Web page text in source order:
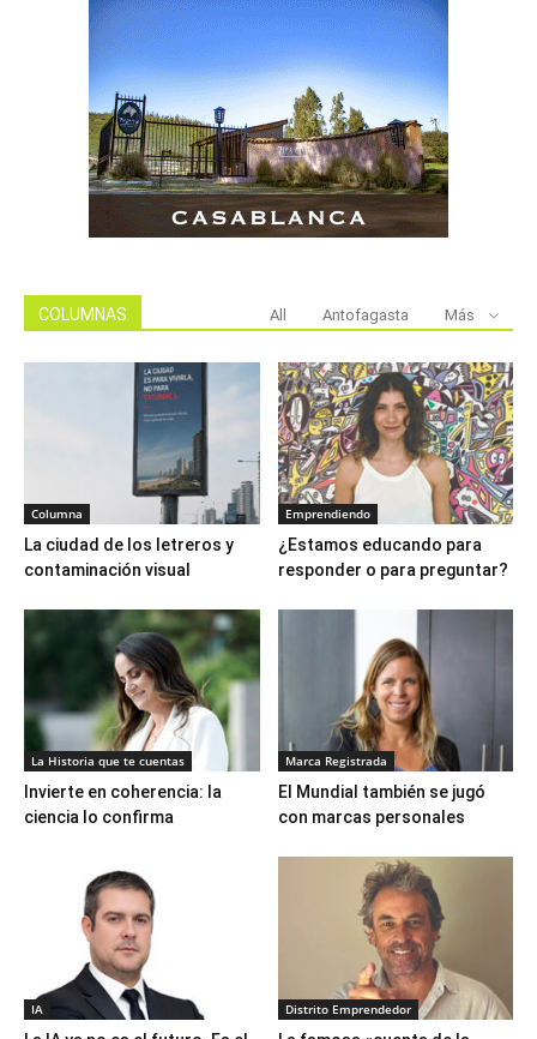
COLUMNAS All Antofagasta Más
Columna
La ciudad de los letreros y
contaminación visual
Emprendiendo
¿Estamos educando para
responder o para preguntar?
La Historia que te cuentas
Invierte en coherencia: la
ciencia lo confirma
Marca Registrada
El Mundial también se jugó
con marcas personales
IA Distrito Emprendedor